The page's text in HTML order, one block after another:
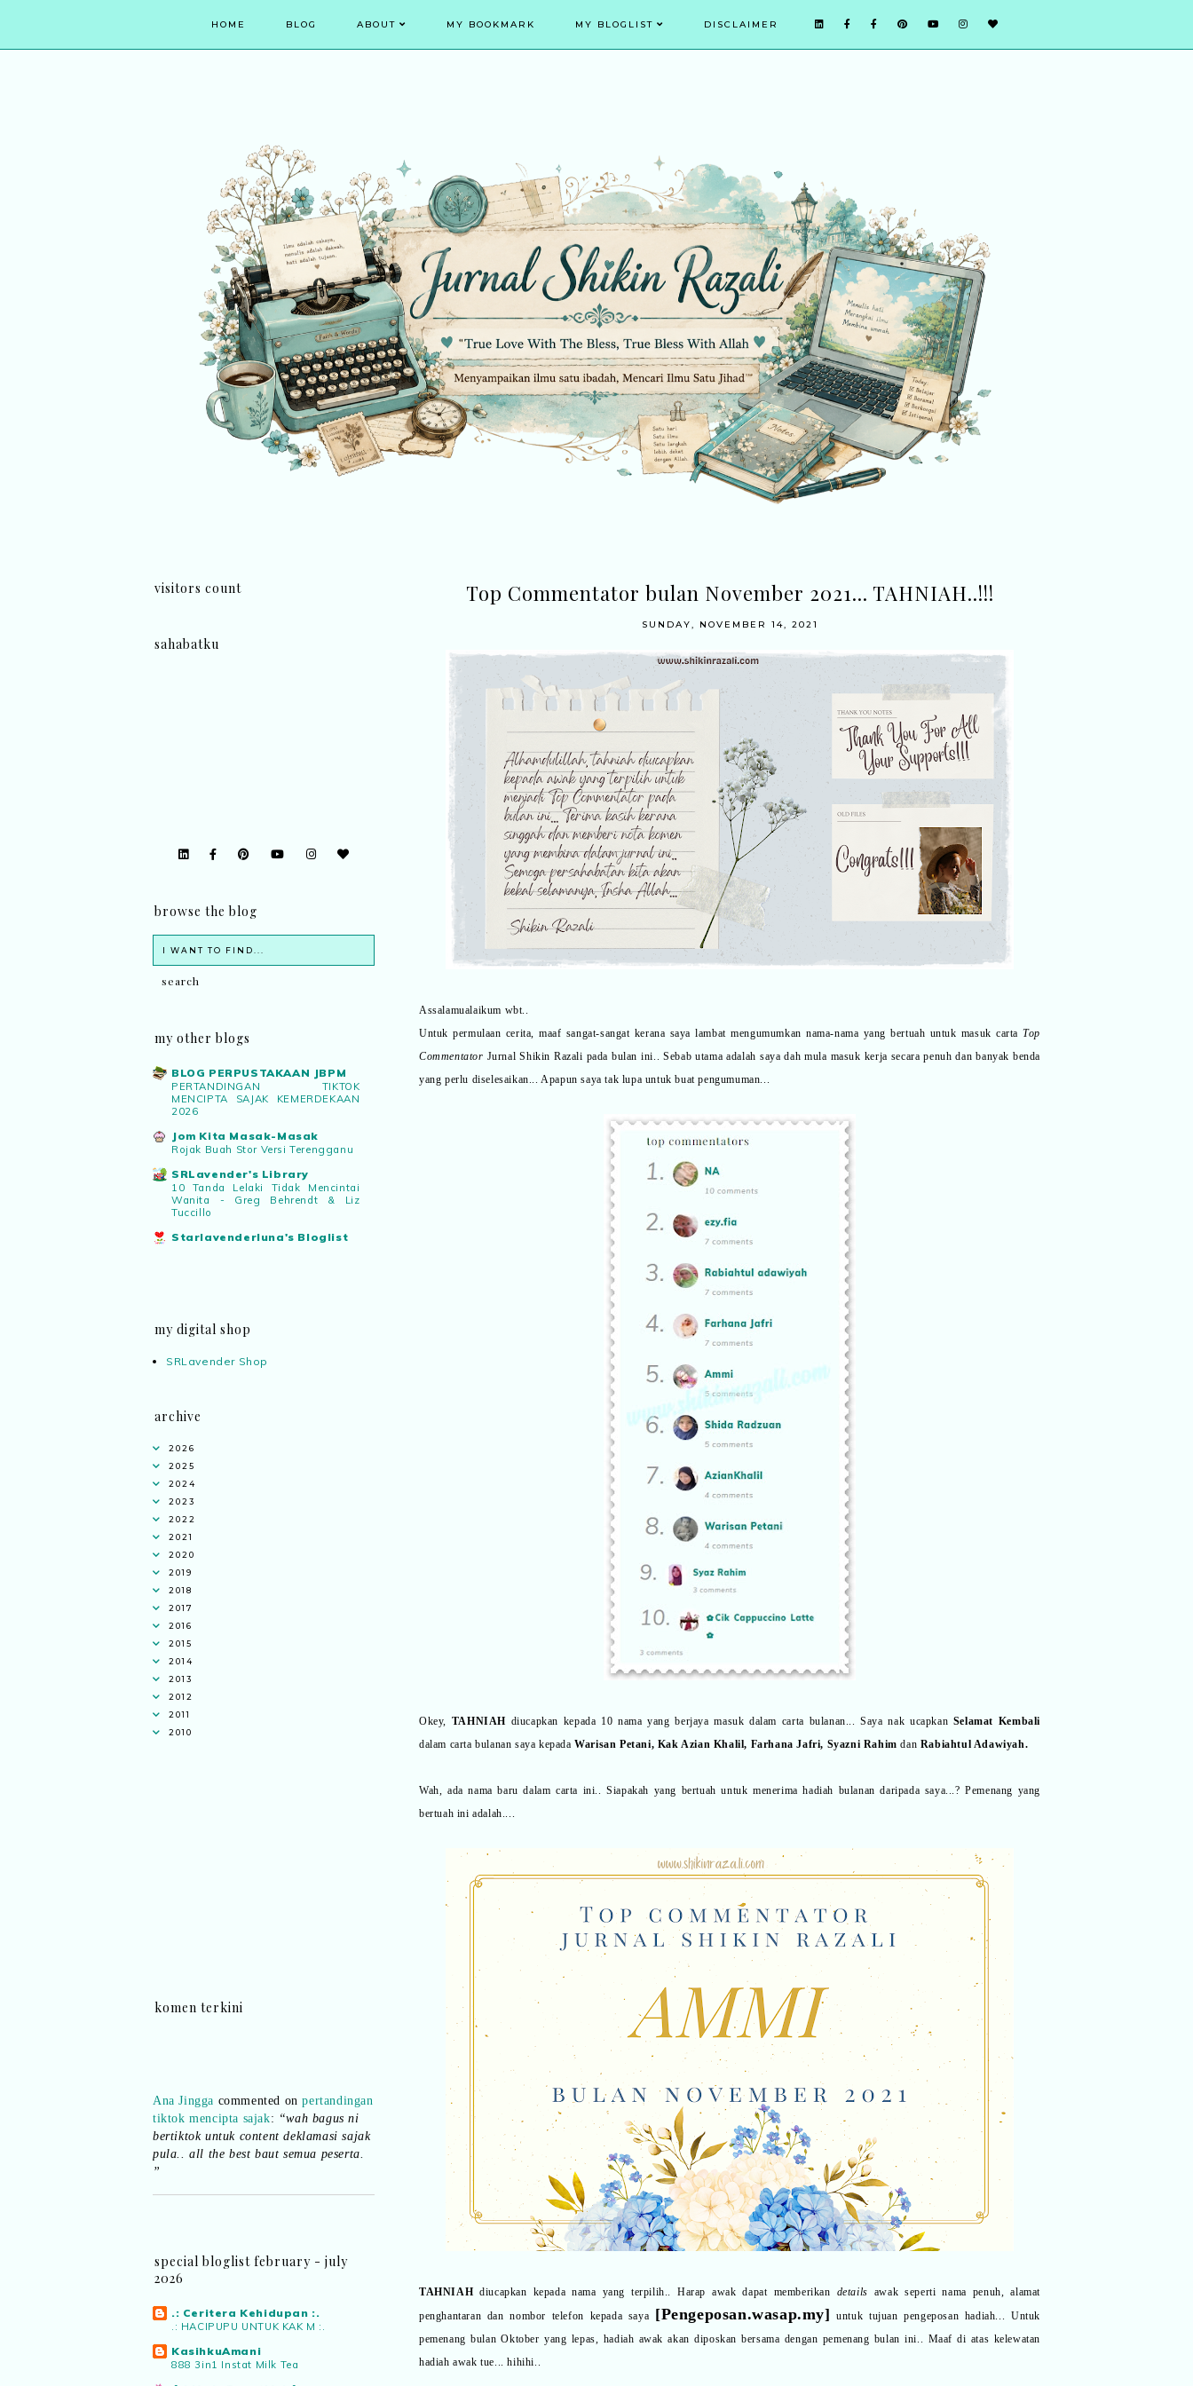
HOME BLOG ABOUT MY BOOKMARK MY BLOGLIST DISCLAIMER
Top Commentator bulan November 2021... TAHNIAH..!!!
SUNDAY, NOVEMBER 14, 2021
Assalamualaikum wbt..
Untuk permulaan cerita, maaf sangat-sangat kerana saya lambat mengumumkan nama-nama yang bertuah untuk masuk cartaTop
Commentator Jurnal Shikin Razali pada bulan ini.. Sebab utama adalah saya dah mula masuk kerja secara penuh dan banyak benda
yang perlu diselesaikan... Apapun saya tak lupa untuk buat pengumuman...
Okey, TAHNIAH diucapkan kepada 10 nama yang berjaya masuk dalam carta bulanan... Saya nak ucapkan Selamat Kembali
dalam carta bulanan saya kepadaWarisan Petani, Kak Azian Khalil, Farhana Jafri, Syazni Rahimdan Rabiahtul Adawiyah.
Wah, ada nama baru dalam carta ini.. Siapakah yang bertuah untuk menerima hadiah bulanan daripada saya...? Pemenang yang
bertuah ini adalah....
TAHNIAHdiucapkan kepada nama yang terpilih.. Harap awak dapat memberikan details awak seperti nama penuh, alamat
penghantaran dan nombor telefon kepada saya [Pengeposan.wasap.my] untuk tujuan pengeposan hadiah... Untuk
pemenang bulan Oktober yang lepas, hadiah awak akan diposkan bersama dengan pemenang bulan ini.. Maaf di atas kelewatan
hadiah awak tue... hihihi..
visitors count
sahabatku
browse the blog
my other blogs
BLOG PERPUSTAKAAN JBPM
PERTANDINGAN TIKTOK
MENCIPTA SAJAK KEMERDEKAAN
2026
Jom Kita Masak-Masak
Rojak Buah Stor Versi Terengganu
SRLavender's Library
10 Tanda Lelaki Tidak Mencintai
Wanita - Greg Behrendt & Liz
Tuccillo
Starlavenderluna's Bloglist
my digital shop
SRLavender Shop
archive
2026
2025
2024
2023
2022
2021
2020
2019
2018
2017
2016
2015
2014
2013
2012
2011
2010
komen terkini
tiktok mencipta sajak
:“wah bagus ni
bertiktok untuk content deklamasi sajak
pula.. all the best baut semua peserta.
Syaz Rahimcommented ondari idea ke
dan teknologi digital terbaik!”
Syaz Rahimcommented on
pertandingan tiktok mencipta sajak
“Menarik sungguh Pertandingan TikTok
Mencipta Sajak Kemerdekaan 2026 dari
special bloglist february - july
2026
.: Ceritera Kehidupan :.
.: HACIPUPU UNTUK KAK M :.
KasihkuAmani
888 3in1 Instat Milk Tea